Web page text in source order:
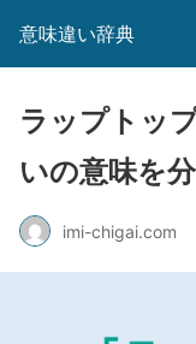
意味違い辞典
ラップトッ
いの意味を
imi-chigai.com